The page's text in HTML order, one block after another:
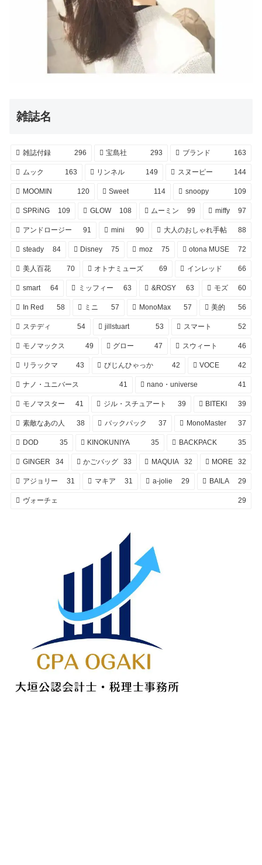
雑誌名
雑誌付録 296 宝島社 293 ブランド 163
ムック 163 リンネル 149 スヌーピー 144
MOOMIN 120 Sweet 114 snoopy 109
SPRiNG 109 GLOW 108 ムーミン 99 miffy 97
アンドロージー 91 mini 90 大人のおしゃれ手帖 88
steady 84 Disney 75 moz 75 otona MUSE 72
美人百花 70 オトナミューズ 69 インレッド 66
smart 64 ミッフィー 63 &ROSY 63 モズ 60
In Red 58 ミニ 57 MonoMax 57 美的 56
ステディ 54 jillstuart 53 スマート 52
モノマックス 49 グロー 47 スウィート 46
リラックマ 43 びじんひゃっか 42 VOCE 42
ナノ・ユニバース 41 nano・universe 41
モノマスター 41 ジル・スチュアート 39 BITEKI 39
素敵なあの人 38 バックパック 37 MonoMaster 37
DOD 35 KINOKUNIYA 35 BACKPACK 35
GINGER 34 かごバッグ 33 MAQUIA 32 MORE 32
アジョリー 31 マキア 31 a-jolie 29 BAILA 29
ヴォーチェ 29